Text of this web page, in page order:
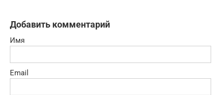
Добавить комментарий
Имя
Email